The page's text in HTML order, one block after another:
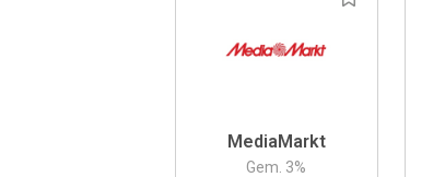
MediaMarkt
Gem. 3%